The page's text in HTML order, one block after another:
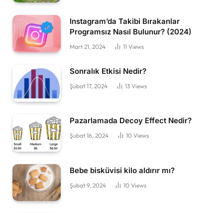
Instagram’da Takibi Bırakanlar
Programsız Nasıl Bulunur? (2024)
Mart 21, 2024 11 Views
Sonralık Etkisi Nedir?
Şubat 17, 2024 13 Views
Pazarlamada Decoy Effect Nedir?
Şubat 16, 2024 10 Views
Bebe bisküvisi kilo aldırır mı?
Şubat 9, 2024 10 Views